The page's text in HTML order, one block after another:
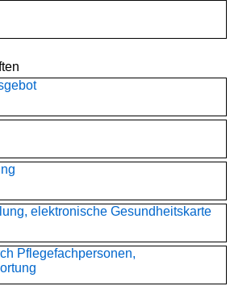
elektronische Gesundheitskarte
Pflegefachpersonen,